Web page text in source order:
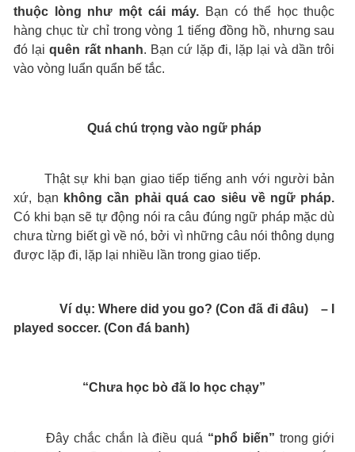
thuộc lòng như một cái máy. Bạn có thể học thuộc
hàng chục từ chỉ trong vòng 1 tiếng đồng hồ, nhưng sau
đó lạiquên rất nhanh. Bạn cứ lặp đi, lặp lại và dần trôi
vào vòng luẩn quẩn bế tắc.
Quá chú trọng vào ngữ pháp
Thật sự khi bạn giao tiếp tiếng anh với người bản
xứ, bạn không cần phải quá cao siêu về ngữ pháp.
Có khi bạn sẽ tự động nói ra câu đúng ngữ pháp mặc dù
chưa từng biết gì về nó, bởi vì những câu nói thông dụng
được lặp đi, lặp lại nhiều lần trong giao tiếp.
Ví dụ: Where did you go? (Con đã đi đâu) – I
played soccer. (Con đá banh)
“Chưa học bò đã lo học chạy”
Đây chắc chắn là điều quá “phổ biến” trong giới